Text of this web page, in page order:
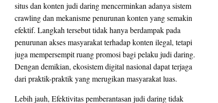
situs dan konten judi daring mencerminkan adanya sistem
crawling dan mekanisme penurunan konten yang semakin
efektif. Langkah tersebut tidak hanya berdampak pada
penurunan akses masyarakat terhadap konten ilegal, tetapi
juga mempersempit ruang promosi bagi pelaku judi daring.
Dengan demikian, ekosistem digital nasional dapat terjaga
dari praktik-praktik yang merugikan masyarakat luas.
Lebih jauh, Efektivitas pemberantasan judi daring tidak